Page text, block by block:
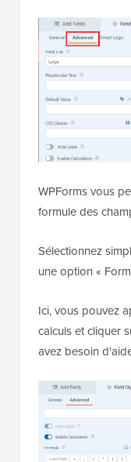
WPForms vous
formule des
Sélectionnez
une option «
Ici, vous pouvez
calculs et cliquer
avez besoin